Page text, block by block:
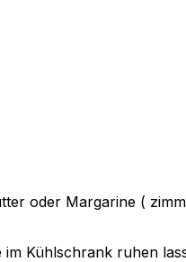
oder Margarine (
im Kühlschrank ruhen